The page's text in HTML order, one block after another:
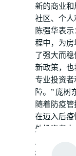
新的商业
社区、个人
陈强华表
程中，为
了强大而
新政策，
专业投资
障。” 庞树
随着防疫
在迈入后
外投资者
点是一个‘
格，大量增